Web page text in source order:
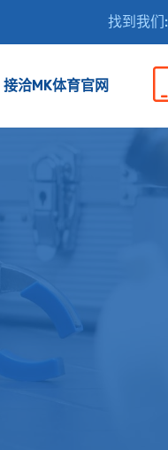
找到我们:
接洽MK体育官网